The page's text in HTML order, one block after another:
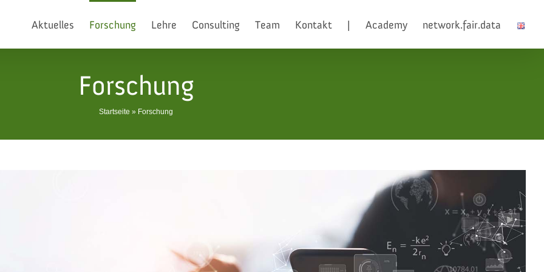
Aktuelles Forschung Lehre Consulting Team Kontakt Academy network.fair.data
Forschung
Startseite » Forschung